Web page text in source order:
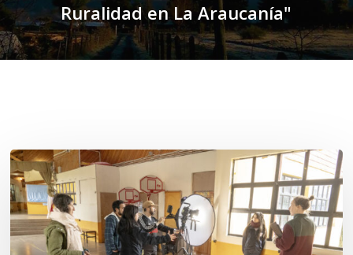
Ruralidad en La Araucanía"
Toda
el
agua
del